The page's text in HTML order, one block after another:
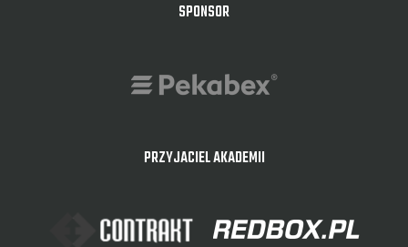
SPONSOR
PRZYJACIEL AKADEMII